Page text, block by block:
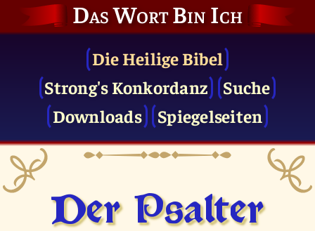
Das Wort Bin Ich
Die Heilige Bibel
Strong's Konkordanz
Suche
Downloads
Spiegelseiten
Der Psalter